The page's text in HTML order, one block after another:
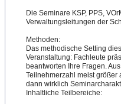
Die Seminare KSP, PPS,
Verwaltungsleitungen der
Methoden:
Das methodische Setting
Veranstaltung: Fachleute
beantworten Ihre Fragen.
Teilnehmerzahl meist größer
dann wirklich
Inhaltliche Teilbereiche: